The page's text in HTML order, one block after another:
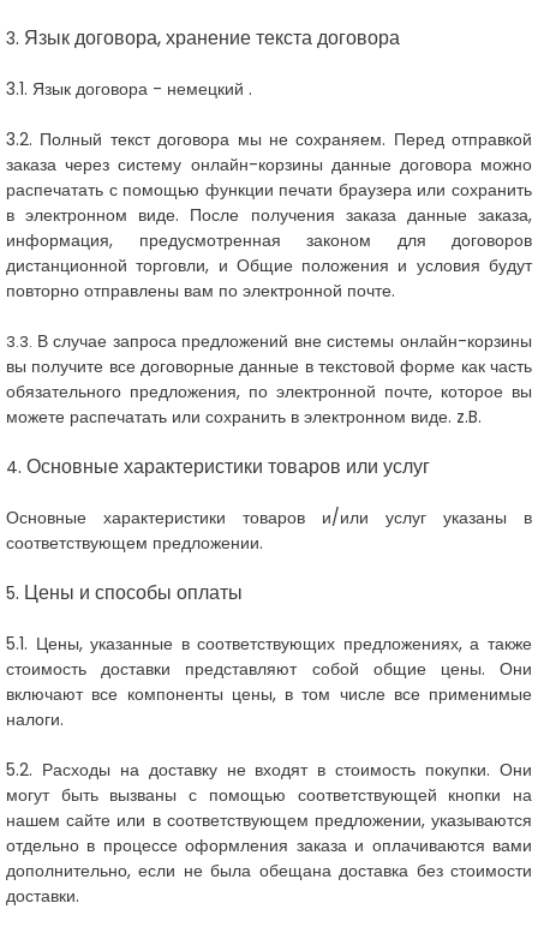
3. Язык договора, хранение текста договора
3.1. Язык договора - немецкий .
3.2. Полный текст договора мы не сохраняем. Перед отправкой
заказачерез систему онлайн-корзины данные договора можно
распечатать с помощью функции печати браузера или сохранить
в электронном виде. После получения заказа данные заказа,
информация, предусмотренная законом для договоров
дистанционной торговли, и Общие положения и условия будут
повторно отправлены вам по электронной почте.
3.3. В случае запроса предложений вне системы онлайн-корзины
вы получите все договорные данные в текстовой форме как часть
обязательного предложения, по электронной почте, которое вы
можете распечатать или сохранить в электронном виде. z.B.
4. Основные характеристики товаров или услуг
Основные характеристики товаров и/или услуг указаны в
соответствующем предложении.
5. Цены и способы оплаты
5.1. Цены, указанные в соответствующих предложениях, а также
стоимость доставки представляют собой общие цены. Они
включают все компоненты цены, в том числе все применимые
налоги.
5.2. Расходы на доставку не входят в стоимость покупки. Они
могут быть вызваны с помощью соответствующей кнопки на
нашем сайте или в соответствующем предложении, указываются
отдельно в процессе оформления заказа и оплачиваются вами
дополнительно, если не была обещана доставка без стоимости
доставки.